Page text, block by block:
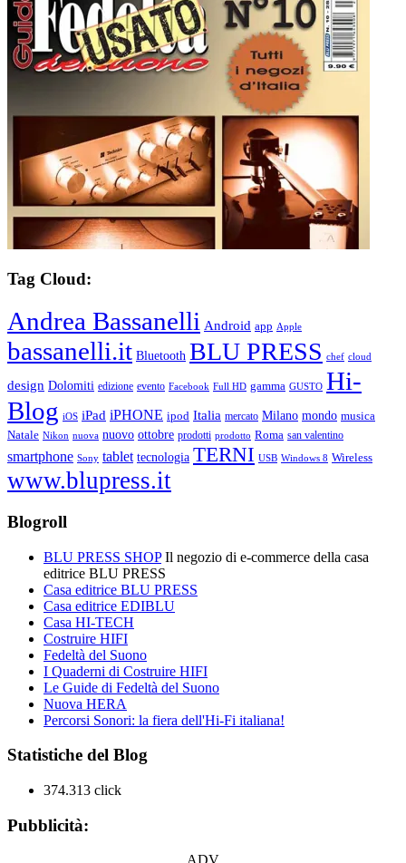
Tag Cloud:
Andrea Bassanelli Android app Apple
bassanelli.it Bluetooth BLU PRESS chef cloud
design Dolomiti edizione evento Facebook Full HD gamma GUSTO Hi-
Blog iOS iPad iPHONE ipod Italia mercato Milano mondo musica
Natale Nikon nuova nuovo ottobre prodotti prodotto Roma san valentino
smartphone Sony tablet tecnologia TERNI USB Windows 8 Wireless
www.blupress.it
Blogroll
BLU PRESS SHOPIl negozio di e-commerce della casa
editrice BLU PRESS
Casa editrice BLU PRESS
Casa editrice EDIBLU
Casa HI-TECH
Costruire HIFI
Fedeltà del Suono
I Quaderni di Costruire HIFI
Le Guide di Fedeltà del Suono
Nuova HERA
Percorsi Sonori: la fiera dell'Hi-Fi italiana!
Statistiche del Blog
374.313 click
Pubblicità: